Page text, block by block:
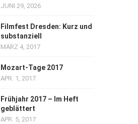
JUNI 29, 2026
Filmfest Dresden: Kurz und
substanziell
MÄRZ 4, 2017
Mozart-Tage 2017
APR. 1, 2017
Frühjahr 2017 – Im Heft
geblättert
APR. 5, 2017